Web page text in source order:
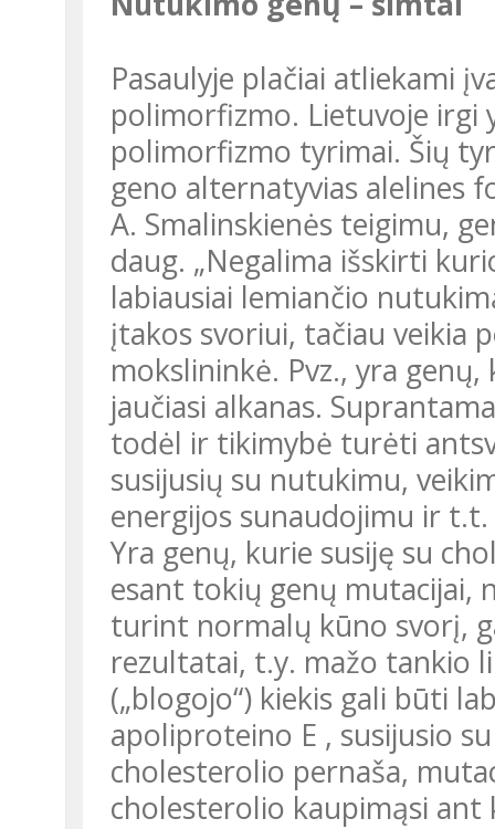
Pasaulyje plačiai atliekami įvairūs genų tyrimai, taip pat ir jų
polimorfizmo. Lietuvoje irgi
polimorfizmo tyrimai. Šių
geno alternatyvias alelines
A. Smalinskienės teigimu,
daug. „Negalima išskirti
labiausiai lemiančio
įtakos svoriui, tačiau veikia
mokslininkė. Pvz., yra
jaučiasi alkanas.
todėl ir tikimybė turėti
susijusių su nutukimu,
energijos sunaudojimu ir t.t.
Yra genų, kurie susiję su cholesterolio apykaita. Nustatyta, kad,
esant tokių genų mutacijai,
turint normalų kūno svorį,
rezultatai, t.y. mažo tankio
(„blogojo“) kiekis gali būti
apoliproteino E , susijusio
cholesterolio pernaša,
cholesterolio kaupimąsi ant